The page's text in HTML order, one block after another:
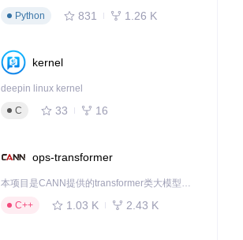
Python
831 1.26 K
kernel
deepin linux kernel
C
33 16
ops-transformer
本项目是CANN提供的transformer类大模型算子库，实现网络在NPU上加速计算。
C++
1.03 K 2.43 K